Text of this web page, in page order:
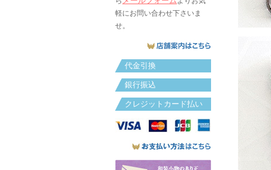
軽にお問い合わせ下さいま
せ。
代金引換
銀行振込
クレジットカード払い